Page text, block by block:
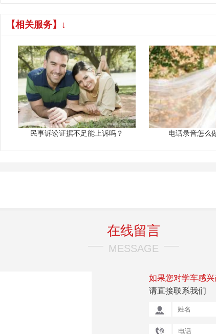
【相关服务】↓
民事诉讼证据不足能上诉吗？ 电话录音怎么
在线留言
MESSAGE
如果您对学车感兴
请直接联系我们